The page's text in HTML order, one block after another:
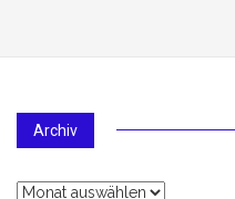
Archiv
Archiv